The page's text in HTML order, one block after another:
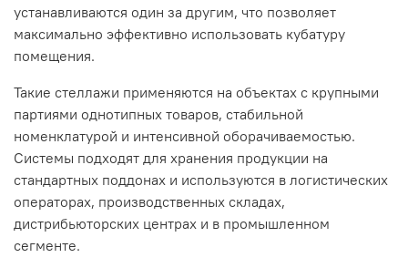
устанавливаются один за другим, что позволяет
максимально эффективно использовать кубатуру
помещения.
Такие стеллажи применяются на объектах с крупными
партиями однотипных товаров, стабильной
номенклатурой и интенсивной оборачиваемостью.
Системы подходят для хранения продукции на
стандартных поддонах и используются в логистических
операторах, производственных складах,
дистрибьюторских центрах и в промышленном
сегменте.